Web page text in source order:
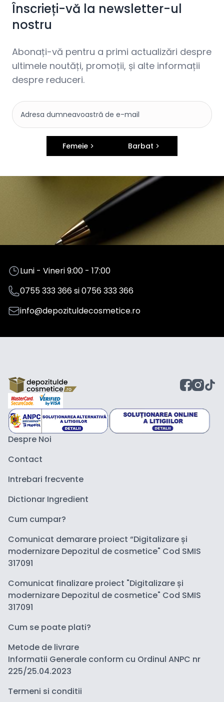
Înscrieți-vă la newsletter-ul
nostru
Abonați-vă pentru a primi actualizări despre
ultimele noutăți, promoții, și alte informații
despre reduceri.
Femeie Barbat
Luni - Vineri 9:00 - 17:00
0755 333 366si0756 333 366
info@depozituldecosmetice.ro
Despre Noi
Contact
Intrebari frecvente
Dictionar Ingredient
Cum cumpar?
Comunicat demarare proiect “Digitalizare și
modernizare Depozitul de cosmetice" Cod SMIS
317091
Comunicat finalizare proiect "Digitalizare și
modernizare Depozitul de cosmetice" Cod SMIS
317091
Cum se poate plati?
Metode de livrare
Informatii Generale conform cu Ordinul ANPC nr
225/25.04.2023
Termeni si conditii